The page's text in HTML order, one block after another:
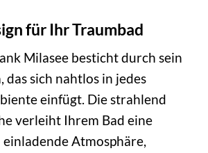
für Ihr Traumbad
Milasee besticht durch sein
das sich nahtlos in jedes
einfügt. Die strahlend
verleiht Ihrem Bad eine
Atmosphäre,